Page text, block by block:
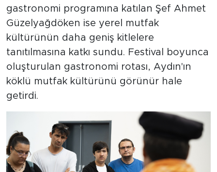
gastronomi programına katılan Şef Ahmet
Güzelyağdöken ise yerel mutfak
kültürünün daha geniş kitlelere
tanıtılmasına katkı sundu. Festival boyunca
oluşturulan gastronomi rotası, Aydın'ın
köklü mutfak kültürünü görünür hale
getirdi.